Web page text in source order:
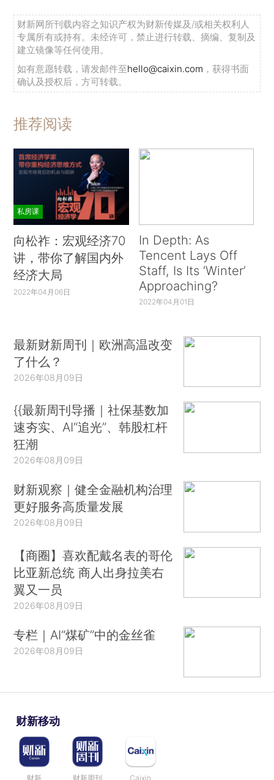
财新网所刊载内容之知识产权为财新传媒及/或相关权利人
专属所有或持有。未经许可，禁止进行转载、摘编、复制及
建立镜像等任何使用。
如有意愿转载，请发邮件至hello@caixin.com ，获得书面
确认及授权后，方可转载。
推荐阅读
私房课
向松祚：宏观经济70
讲，带你了解国内外
经济大局
2022年04月06日
In Depth: As
Tencent Lays Off
Staff, Is Its ‘Winter’
Approaching?
2022年04月01日
最新财新周刊｜欧洲高温改变
了什么？
2026年08月09日
{{最新周刊导播｜社保基数加
速夯实、AI“追光”、韩股杠杆
狂潮
2026年08月09日
财新观察｜健全金融机构治理
更好服务高质量发展
2026年08月09日
【商圈】喜欢配戴名表的哥伦
比亚新总统 商人出身拉美右
翼又一员
2026年08月09日
专栏｜AI“煤矿”中的金丝雀
2026年08月09日
财新移动
财新 财新周刊 Caixin